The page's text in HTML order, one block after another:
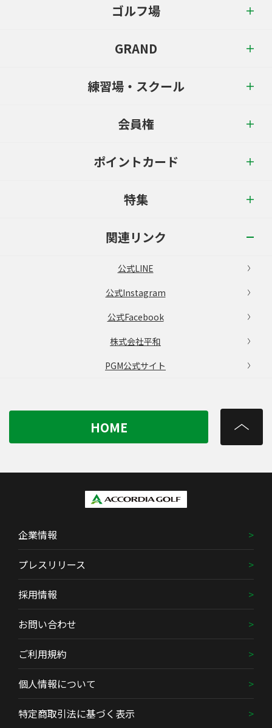
ゴルフ場
GRAND
練習場・スクール
会員権
ポイントカード
特集
関連リンク
公式LINE
公式Instagram
公式Facebook
株式会社平和
PGM公式サイト
HOME
企業情報
プレスリリース
採用情報
お問い合わせ
ご利用規約
個人情報について
特定商取引法に基づく表示